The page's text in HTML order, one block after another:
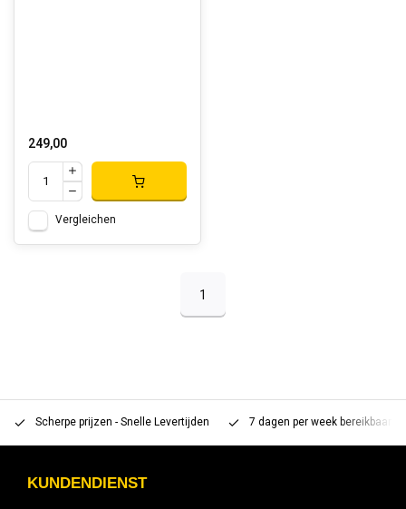
249,00
Vergleichen
1
Scherpe prijzen - Snelle Levertijden 7 dagen per week bereikbaar
KUNDENDIENST